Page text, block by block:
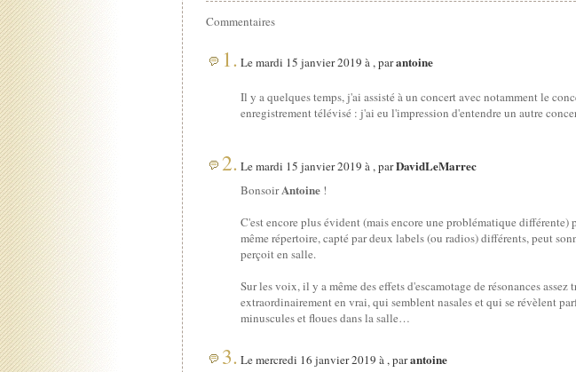
Commentaires
1. Le mardi 15 janvier 2019 à , parantoine
Il y a quelques temps, j'ai assisté à un concert avec notamment le
enregistrement télévisé : j'ai eu l'impression d'entendre un autre
2. Le mardi 15 janvier 2019 à , parDavidLeMarrec
BonsoirAntoine !
C'est encore plus évident (mais encore une problématique différente)
même répertoire, capté par deux labels (ou radios) différents, peut
perçoit en salle.
Sur les voix, il y a même des effets d'escamotage de résonances
extraordinairement en vrai, qui semblent nasales et qui se révèlent
minuscules et floues dans la salle…
3. Le mercredi 16 janvier 2019 à , parantoine